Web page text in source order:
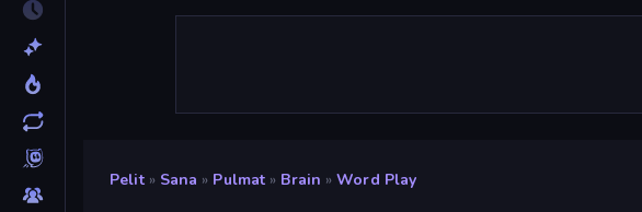
Pelit » Sana » Pulmat » Brain » Word Play